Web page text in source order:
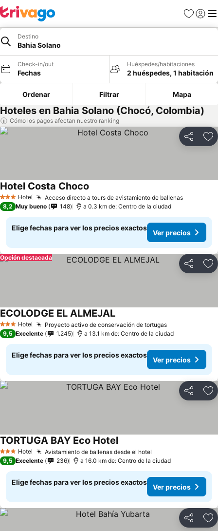
Favoritos
Iniciar
Destino
Bahia Solano
Check-in/out
Fechas
Huéspedes/habitaciones
2 huéspedes, 1 habitación
Ordenar Filtrar Mapa
Hoteles en Bahia Solano (Chocó, Colombia)
Cómo los pagos afectan nuestro ranking
Compartir
3 Estrellas
Hotel Acceso directo a tours de avistamiento de ballenas
Hotel Costa Choco
8,2 Muy bueno 148 a 0.3 km de: Centro de la ciudad
Elige fechas para ver los precios exactos
Ver precios
Compartir
Opción destacada
3 Estrellas
Hotel Proyecto activo de conservación de tortugas
ECOLODGE EL ALMEJAL
9,5 Excelente 1.245 a 13.1 km de: Centro de la ciudad
Elige fechas para ver los precios exactos
Ver precios
Compartir
3 Estrellas
Hotel Avistamiento de ballenas desde el hotel
TORTUGA BAY Eco Hotel
9,5 Excelente 236 a 16.0 km de: Centro de la ciudad
Elige fechas para ver los precios exactos
Ver precios
Compartir